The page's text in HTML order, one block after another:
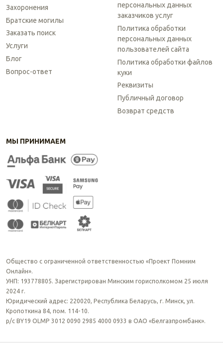
Захоронения
Братские могилы
Заказать поиск
Услуги
Блог
Вопрос-ответ
персональных данных
заказчиков услуг
Политика обработки
персональных данных
пользователей сайта
Политика обработки файлов
куки
Реквизиты
Публичный договор
Возврат средств
МЫ ПРИНИМАЕМ
Общество с ограниченной ответственностью «Проект Помним
Онлайн».
УНП: 193778805. Зарегистрирован Минским горисполкомом 25 июля
2024 г.
Юридический адрес: 220020, Республика Беларусь, г. Минск, ул.
Кропоткина 84, пом. 114-10.
р/с BY19 OLMP 3012 0090 2985 4000 0933 в ОАО «Белгазпромбанк».